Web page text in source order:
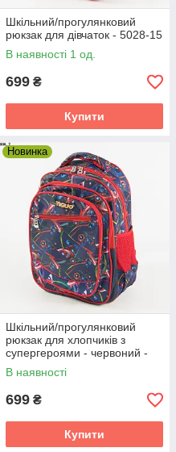
Шкільний/прогулянковий
рюкзак для дівчаток - 5028-15
В наявності 1 од.
699 ₴
Купити
Новинка
Шкільний/прогулянковий
рюкзак для хлопчиків з
супергероями - червоний -
17-006
В наявності
699 ₴
Купити